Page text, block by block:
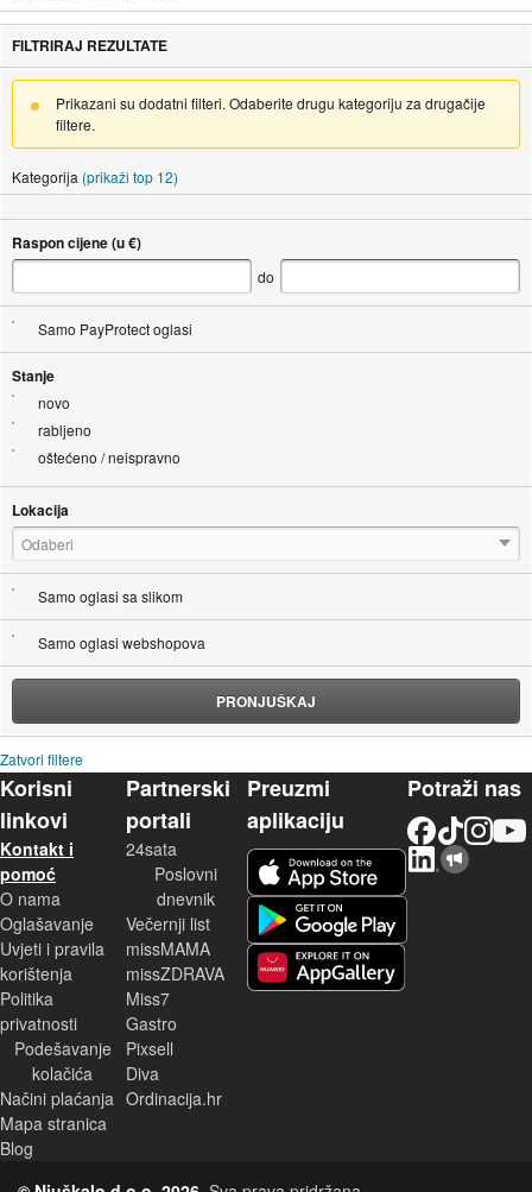
FILTRIRAJ REZULTATE
Prikazani su dodatni filteri. Odaberite drugu kategoriju za drugačije
filtere.
Kategorija (prikaži top 12)
Raspon cijene (u €)
do
Samo PayProtect oglasi
Stanje
novo
rabljeno
oštećeno / neispravno
Lokacija
Odaberi
Samo oglasi sa slikom
Samo oglasi webshopova
PRONJUŠKAJ
Zatvori filtere
Korisni
linkovi
Kontakt i
pomoć
O nama
Oglašavanje
Uvjeti i pravila
korištenja
Politika
privatnosti
Podešavanje
kolačića
Načini plaćanja
Mapa stranica
Blog
Partnerski
portali
24sata
Poslovni
dnevnik
Večernji list
missMAMA
missZDRAVA
Miss7
Gastro
Pixsell
Diva
Ordinacija.hr
Preuzmi
aplikaciju
Potraži nas